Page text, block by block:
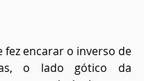
fez encarar o inverso de
o lado gótico da